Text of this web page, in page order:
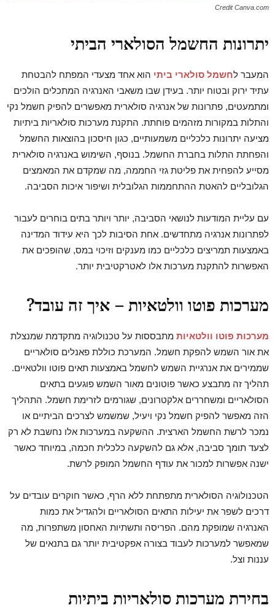
Credit Canva.com
יתרונות החשמל הסולארי הביתי
המעבר לחשמל סולארי ביתי הוא אחד מצעדי המפתח להבטחת
עתיד ירוק ובטוח יותר. בעידן שבו משאבי האנרגיה המתכלים הולכים
ומתמעטים, פתרונות של אנרגיה סולארית מאפשרים להפיק חשמל נקי
והתלות במקורות מזהמים פוחתת. התקנת מערכות סולאריות ביתיות
מציעה יתרונות כלכליים משמעותיים, כגון חיסכון בהוצאות החשמל
והפחתת התלות בחברת החשמל. בנוסף, השימוש באנרגיה סולארית
מסייע להפחית את פליטת גזי החממה, מה שמקדם את המאמצים
הגלובליים להאטת ההתחממות הגלובלית ושיפור איכות הסביבה.
עם עליית המודעות לנושאי הסביבה, יותר ויותר בתים בוחרים לעבור
לפתרונות אנרגיה מתחדשים. אחת הסיבות לכך היא עידוד המדינה
באמצעות תמריצים כלכליים כמו מענקים וזיכוי במס, שהופכים את
האפשרות להתקנת מערכות אלו לאטרקטיבית יותר.
מערכות פוטו וולטאיות – איך זה עובד?
מערכות פוטו וולטאיות מתבססות על טכנולוגיה מתקדמת שמנצלת
את אור השמש להפקת חשמל. המערכת כוללת פאנלים סולאריים
שממירים את אנרגיית השמש לחשמל באמצעות תאים פוטו וולטאיים.
תהליך זה מתבצע כאשר פוטונים מאור השמש פוגעים בתאים
הסולאריים ומשחררים אלקטרונים, שגורמים לזרימת חשמל. התהליך
הזה מאפשר להפיק חשמל נקי ויעיל, שמשמש לצרכים הביתיים או
נמכר לרשת החשמל הארצית. ההשקעה במערכות אלו נחשבת לא רק
לצעד תומך סביבה, אלא גם להשקעה כלכלית חכמה, במיוחד כאשר
ישנה אפשרות למכור את עודף החשמל המופק לרשת.
הטכנולוגיה הסולארית מתפתחת ללא הרף, כאשר חוקרים עובדים על
דרכים לשפר את יעילות התאים הסולאריים ולהגדיל את כמות
האנרגיה שמופקת מהם. הפריסה ותשתיות האחסון משתפרות, מה
שמאפשר למערכות לעבוד בצורה אפקטיבית יותר גם בתנאים של
עננות וצל.
בחירת מערכות סולאריות ביתיות